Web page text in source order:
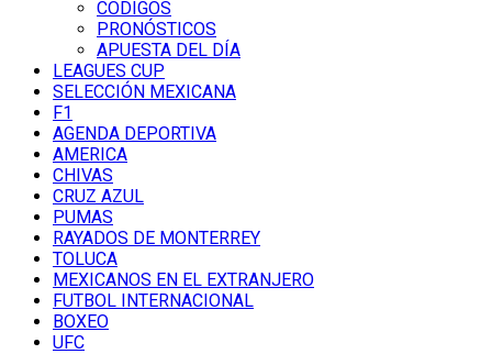
CÓDIGOS
PRONÓSTICOS
APUESTA DEL DÍA
LEAGUES CUP
SELECCIÓN MEXICANA
F1
AGENDA DEPORTIVA
AMERICA
CHIVAS
CRUZ AZUL
PUMAS
RAYADOS DE MONTERREY
TOLUCA
MEXICANOS EN EL EXTRANJERO
FUTBOL INTERNACIONAL
BOXEO
UFC